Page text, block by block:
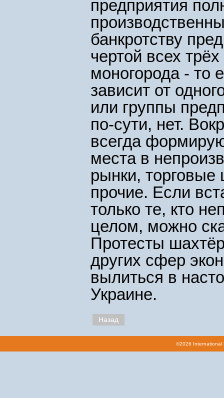
предприятия
банкротству
чертой всех
моногорода - то
зависит от
или группы
по-сути, нет.
всегда
места в
рынки,
прочие. Если
только те, кто
целом, можно
Протесты
других сфер
вылиться в
Украине.
Назад
©2026 International